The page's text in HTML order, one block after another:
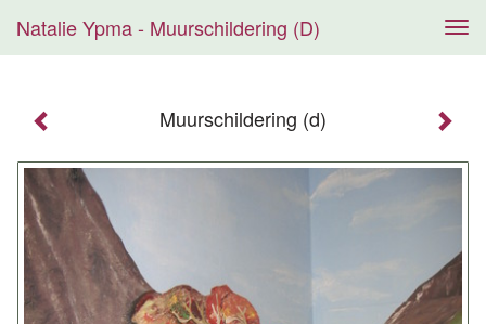
Natalie Ypma - Muurschildering (d)
Muurschildering (d)